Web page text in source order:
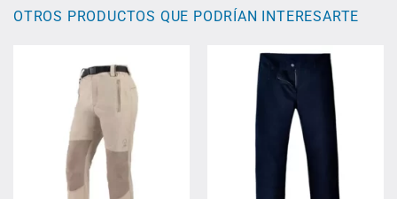
OTROS PRODUCTOS QUE PODRÍAN INTERESARTE